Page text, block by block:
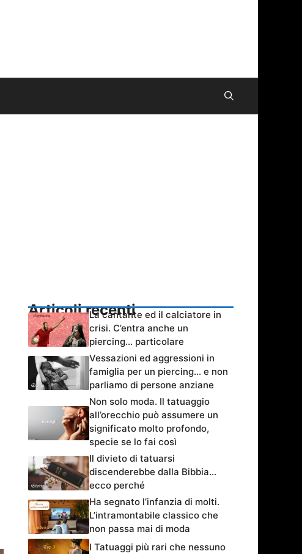
Articoli recentiLa cantante ed il calciatore in
crisi. C’entra anche un
piercing… particolare
Vessazioni ed aggressioni in
famiglia per un piercing… e non
parliamo di persone anziane
Non solo moda. Il tatuaggio
all’orecchio può assumere un
significato molto profondo,
specie se lo fai così
Il divieto di tatuarsi
discenderebbe dalla Bibbia…
ecco perché
Ha segnato l’infanzia di molti.
L’intramontabile classico che
non passa mai di moda
I Tatuaggi più rari che nessuno